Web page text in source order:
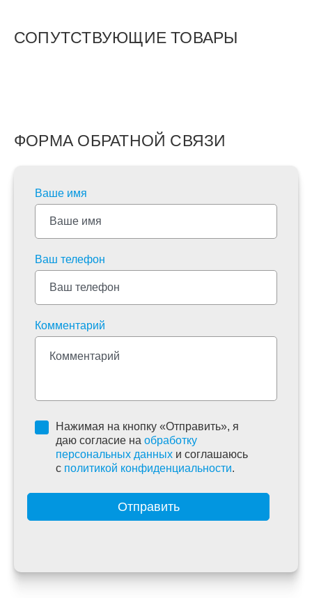
СОПУТСТВУЮЩИЕ ТОВАРЫ
ФОРМА ОБРАТНОЙ СВЯЗИ
Ваше имя
Ваш телефон
Комментарий
Нажимая на кнопку «Отправить», я
даю согласие на обработку
персональных данных и соглашаюсь
c политикой конфиденциальности.
Отправить